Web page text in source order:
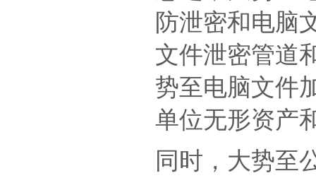
防泄密和电脑
文件泄密管道
势至电脑文件
单位无形资产
同时，大势至